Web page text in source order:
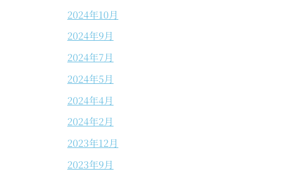
2024年10月
2024年9月
2024年7月
2024年5月
2024年4月
2024年2月
2023年12月
2023年9月